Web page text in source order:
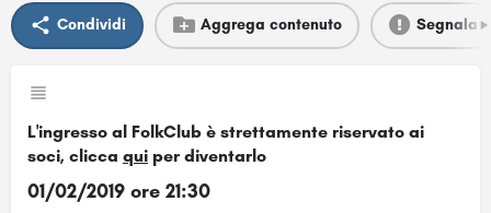
Condividi Aggrega contenuto Segnala
L'ingresso al FolkClub è strettamente riservato ai
soci, clicca qui per diventarlo
01/02/2019 ore 21:30